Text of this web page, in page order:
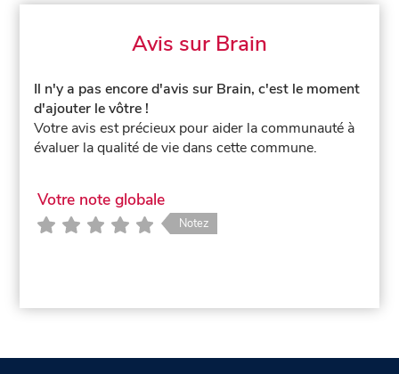
Avis sur Brain
Il n'y a pas encore d'avis sur Brain, c'est le moment
d'ajouter le vôtre !
Votre avis est précieux pour aider la communauté à
évaluer la qualité de vie dans cette commune.
Votre note globale
Notez